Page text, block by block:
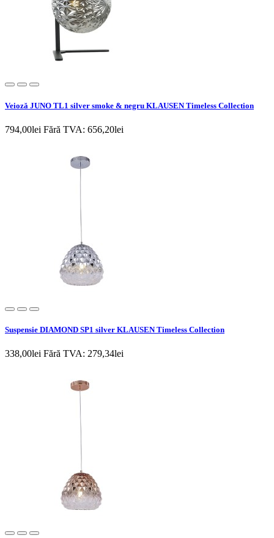
Veioză JUNO TL1 silver smoke & negru KLAUSEN Timeless Collection
794,00lei Fără TVA: 656,20lei
Suspensie DIAMOND SP1 silver KLAUSEN Timeless Collection
338,00lei Fără TVA: 279,34lei